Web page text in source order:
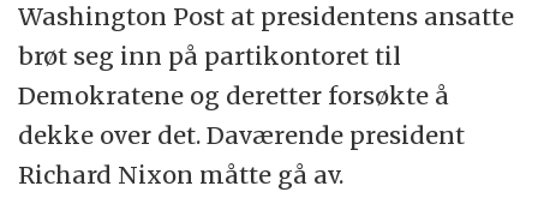
Washington Post at presidentens ansatte
brøt seg inn på partikontoret til
Demokratene og deretter forsøkte å
dekke over det. Daværende president
Richard Nixon måtte gå av.